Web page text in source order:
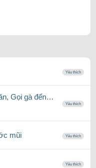
Yêu thích
Gọi gà đến…
Yêu thích
mũi Yêu thích
Yêu thích